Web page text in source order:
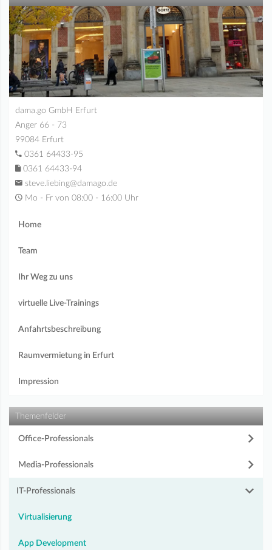
dama.go GmbH Erfurt
Anger 66 - 73
99084 Erfurt
0361 64433-95
0361 64433-94
steve.liebing@damago.de
Mo - Fr von 08:00 - 16:00 Uhr
Home
Team
Ihr Weg zu uns
virtuelle Live-Trainings
Anfahrtsbeschreibung
Raumvermietung in Erfurt
Impression
Themenfelder
Office-Professionals
Media-Professionals
IT-Professionals
Virtualisierung
App Development